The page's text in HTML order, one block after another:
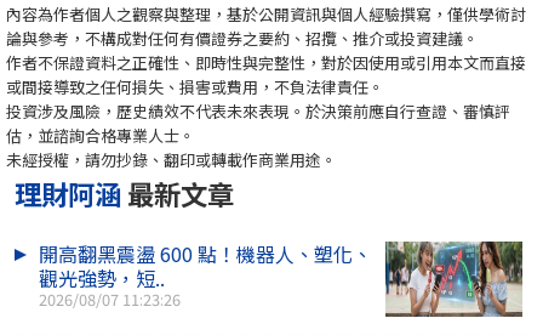
內容為作者個人之觀察與整理，基於公開資訊與個人經驗撰寫，僅供學術討
論與參考，不構成對任何有價證券之要約、招攬、推介或投資建議。
作者不保證資料之正確性、即時性與完整性，對於因使用或引用本文而直接
或間接導致之任何損失、損害或費用，不負法律責任。
投資涉及風險，歷史績效不代表未來表現。於決策前應自行查證、審慎評
估，並諮詢合格專業人士。
未經授權，請勿抄錄、翻印或轉載作商業用途。
理財阿涵 最新文章
開高翻黑震盪 600 點！機器人、塑化、
觀光強勢，短..
2026/08/07 11:23:26